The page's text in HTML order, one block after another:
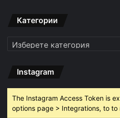
Категории
Категории
Instagram
The Instagram Access Token is
options page > Integrations, to to